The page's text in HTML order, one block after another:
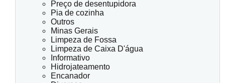
Preço de desentupidora
Pia de cozinha
Outros
Minas Gerais
Limpeza de Fossa
Limpeza de Caixa D'água
Informativo
Hidrojateamento
Encanador